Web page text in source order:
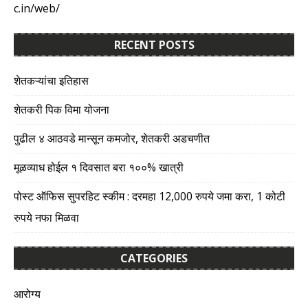
c.in/web/
RECENT POSTS
शेतकऱ्यांचा इतिहास
शेतकरी पिक विमा योजना
पुढील ४ आठवडे मान्सून कमजोर, शेतकरी अडचणीत
मूळव्याध होईल १ दिवसात बरा १००% खात्री
पोस्ट ऑफिस सुपरहिट स्कीम : दरमहा 12,000 रुपये जमा करा, 1 कोटी
रुपये नफा मिळवा
CATEGORIES
आरोग्य